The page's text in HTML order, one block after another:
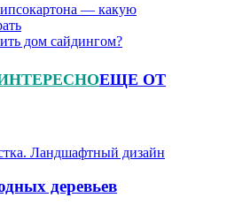
— какую
дом сайдингом?
ЕЩЕ ОТ
Ландшафтный дизайн
деревьев